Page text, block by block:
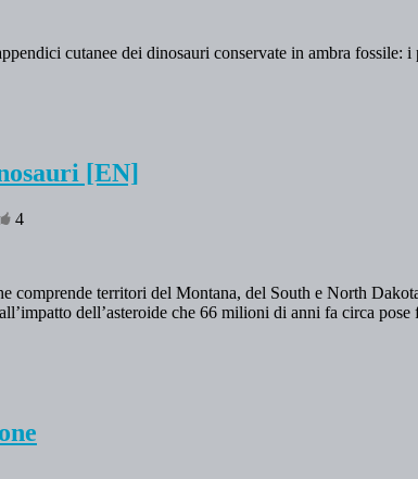
cutanee dei dinosauri conservate in ambra
[EN]
4
comprende territori del Montana, del South e North
dell’asteroide che 66 milioni di anni fa circa pose